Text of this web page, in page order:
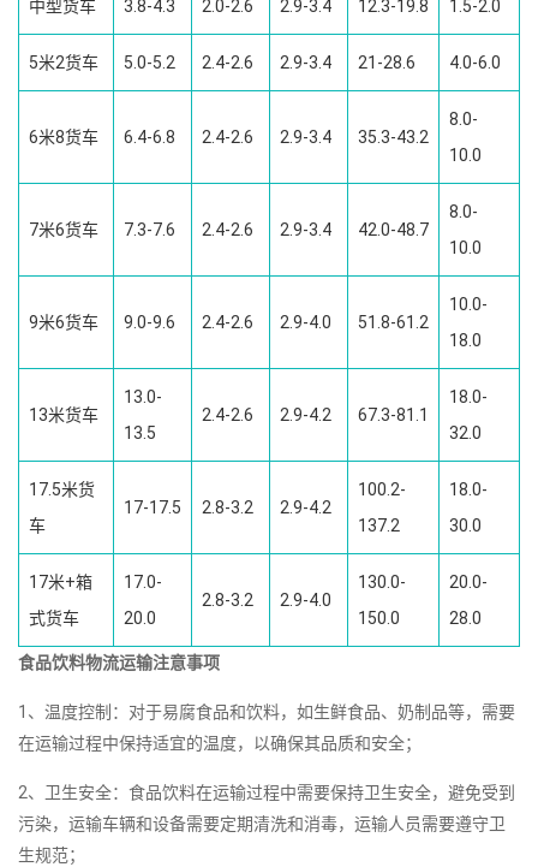
中型货车 3.8-4.3 2.0-2.6 2.9-3.4 12.3-19.8 1.5-2.0
5米2货车 5.0-5.2 2.4-2.6 2.9-3.4 21-28.6 4.0-6.0
6米8货车 6.4-6.8 2.4-2.6 2.9-3.4 35.3-43.2
8.0-
10.0
7米6货车 7.3-7.6 2.4-2.6 2.9-3.4 42.0-48.7
8.0-
10.0
9米6货车 9.0-9.6 2.4-2.6 2.9-4.0 51.8-61.2
10.0-
18.0
13米货车
13.0-
13.5
2.4-2.6 2.9-4.2 67.3-81.1
18.0-
32.0
17.5米货
车
17-17.5 2.8-3.2 2.9-4.2
100.2-
137.2
18.0-
30.0
17米+箱
式货车
17.0-
20.0
2.8-3.2 2.9-4.0
130.0-
150.0
20.0-
28.0
食品饮料物流运输注意事项
1、温度控制：对于易腐食品和饮料，如生鲜食品、奶制品等，需要
在运输过程中保持适宜的温度，以确保其品质和安全；
2、卫生安全：食品饮料在运输过程中需要保持卫生安全，避免受到
污染，运输车辆和设备需要定期清洗和消毒，运输人员需要遵守卫
生规范；